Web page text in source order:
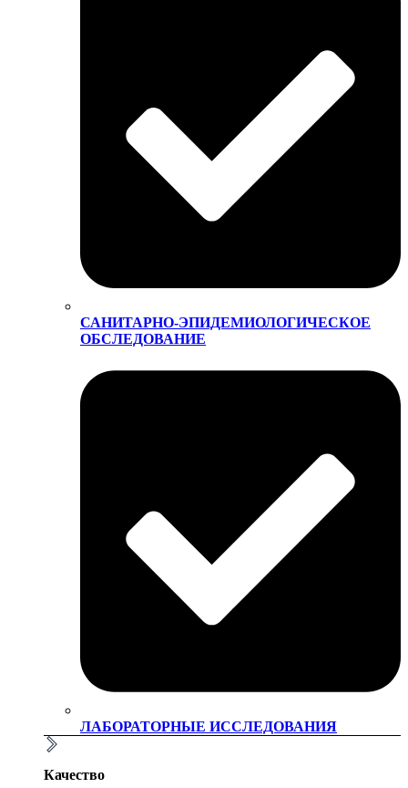
САНИТАРНО-ЭПИДЕМИОЛОГИЧЕСКОЕ
ОБСЛЕДОВАНИЕ
ЛАБОРАТОРНЫЕ ИССЛЕДОВАНИЯ
Качество